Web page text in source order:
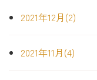
2021年12月(2)
2021年11月(4)